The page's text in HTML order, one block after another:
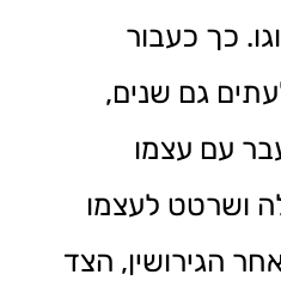
כך כעבור
גם שנים,
עם עצמו
ושרטט לעצמו
הגירושין, הצד